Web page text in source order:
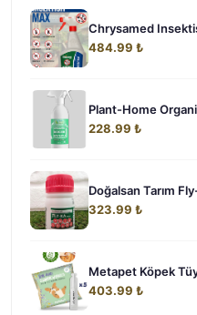
Chrysamed
484.99 ₺
Plant-Home
228.99 ₺
Doğalsan Tarım
323.99 ₺
Metapet Köpek
403.99 ₺